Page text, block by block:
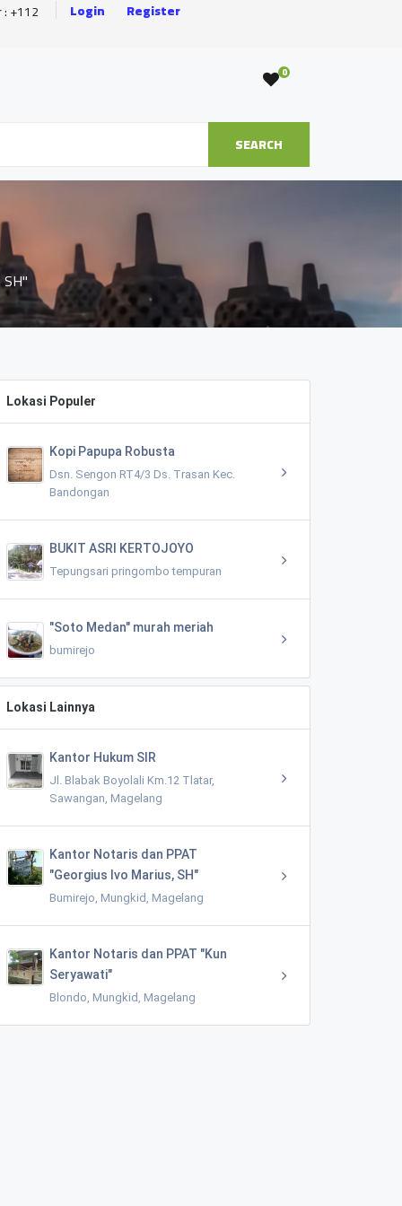
: +112 Login Register
0
SEARCH
Lokasi Populer
Kopi Papupa Robusta
Dsn. Sengon RT4/3 Ds. Trasan Kec.
Bandongan
BUKIT ASRI KERTOJOYO
Tepungsari pringombo tempuran
"Soto Medan" murah meriah
bumirejo
Lokasi Lainnya
Kantor Hukum SIR
Jl. Blabak Boyolali Km.12 Tlatar,
Sawangan, Magelang
Kantor Notaris dan PPAT
"Georgius Ivo Marius, SH"
Bumirejo, Mungkid, Magelang
Kantor Notaris dan PPAT "Kun
Seryawati"
Blondo, Mungkid, Magelang